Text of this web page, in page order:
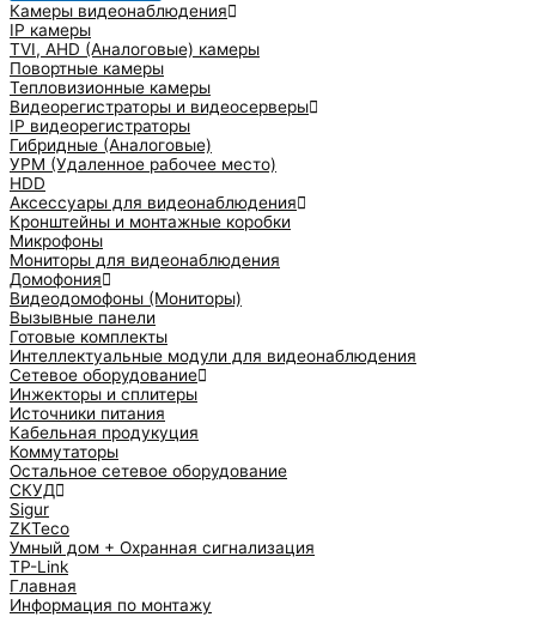
Камеры видеонаблюдения
IP камеры
TVI, AHD (Аналоговые) камеры
Повортные камеры
Тепловизионные камеры
Видеорегистраторы и видеосерверы
IP видеорегистраторы
Гибридные (Аналоговые)
УРМ (Удаленное рабочее место)
HDD
Аксессуары для видеонаблюдения
Кронштейны и монтажные коробки
Микрофоны
Мониторы для видеонаблюдения
Домофония
Видеодомофоны (Мониторы)
Вызывные панели
Готовые комплекты
Интеллектуальные модули для видеонаблюдения
Сетевое оборудование
Инжекторы и сплитеры
Источники питания
Кабельная продукуция
Коммутаторы
Остальное сетевое оборудование
СКУД
Sigur
ZKTeco
Умный дом + Охранная сигнализация
TP-Link
Главная
Информация по монтажу